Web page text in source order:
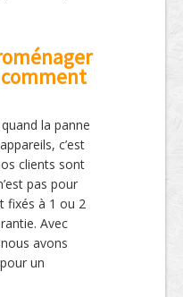
la panne
c’est
clients sont
pas pour
fixés à 1 ou 2
Avec
avons
un